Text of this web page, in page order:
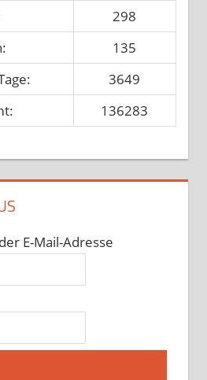
298
135
3649
136283
E-Mail-Adresse